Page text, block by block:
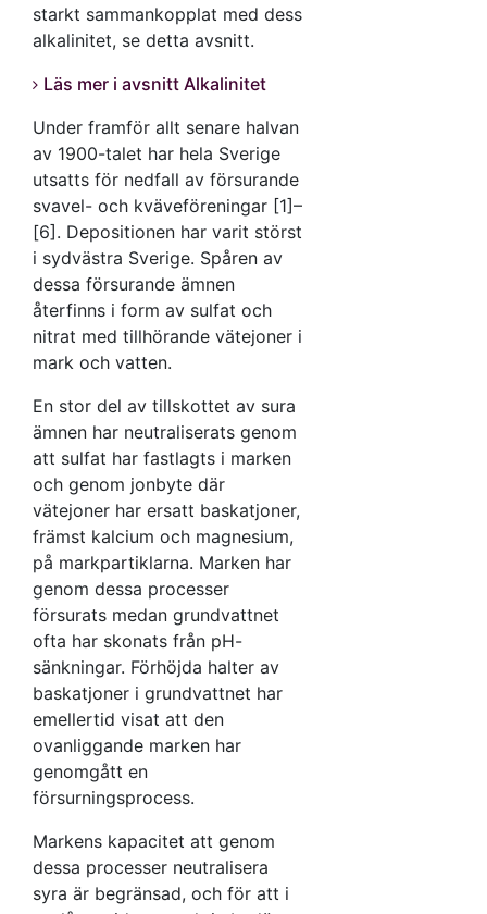
starkt sammankopplat med dess
alkalinitet, se detta avsnitt.
Läs mer i avsnitt Alkalinitet
Under framför allt senare halvan
av 1900-talet har hela Sverige
utsatts för nedfall av försurande
svavel- och kväveföreningar [1]–
[6]. Depositionen har varit störst
i sydvästra Sverige. Spåren av
dessa försurande ämnen
återfinns i form av sulfat och
nitrat med tillhörande vätejoner i
mark och vatten.
En stor del av tillskottet av sura
ämnen har neutraliserats genom
att sulfat har fastlagts i marken
och genom jonbyte där
vätejoner har ersatt baskatjoner,
främst kalcium och magnesium,
på markpartiklarna. Marken har
genom dessa processer
försurats medan grundvattnet
ofta har skonats från pH-
sänkningar. Förhöjda halter av
baskatjoner i grundvattnet har
emellertid visat att den
ovanliggande marken har
genomgått en
försurningsprocess.
Markens kapacitet att genom
dessa processer neutralisera
syra är begränsad, och för att i